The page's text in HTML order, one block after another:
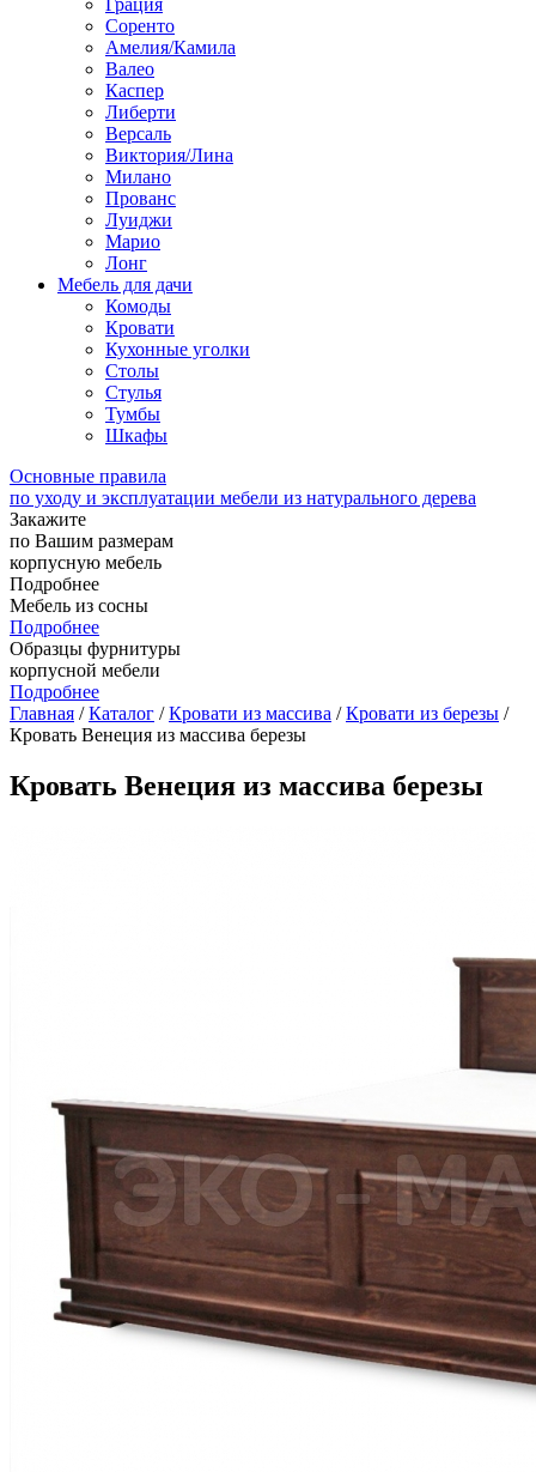
Грация
Соренто
Амелия/Камила
Валео
Каспер
Либерти
Версаль
Виктория/Лина
Милано
Прованс
Луиджи
Марио
Лонг
Мебель для дачи
Комоды
Кровати
Кухонные уголки
Столы
Стулья
Тумбы
Шкафы
Основные правила
по уходу и эксплуатации мебели из натурального дерева
Закажите
по Вашим размерам
корпусную мебель
Подробнее
Мебель из сосны
Подробнее
Образцы фурнитуры
корпусной мебели
Подробнее
Главная /Каталог /Кровати из массива /Кровати из березы /
Кровать Венеция из массива березы
Кровать Венеция из массива березы